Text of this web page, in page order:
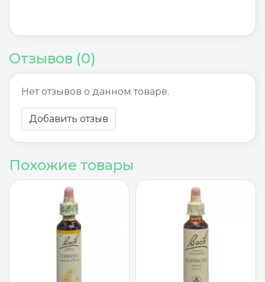
Отзывов (0)
Нет отзывов о данном товаре.
Добавить отзыв
Похожие товары